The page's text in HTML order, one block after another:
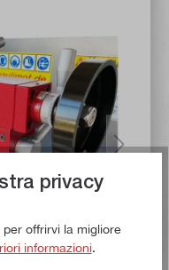
privacy
offrirvi la migliore
informazioni.